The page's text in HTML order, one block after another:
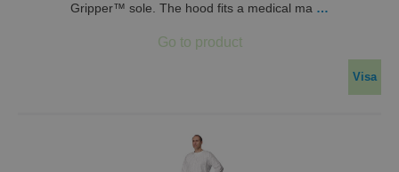
Gripper™ sole. The hood fits a medical ma …
Visa